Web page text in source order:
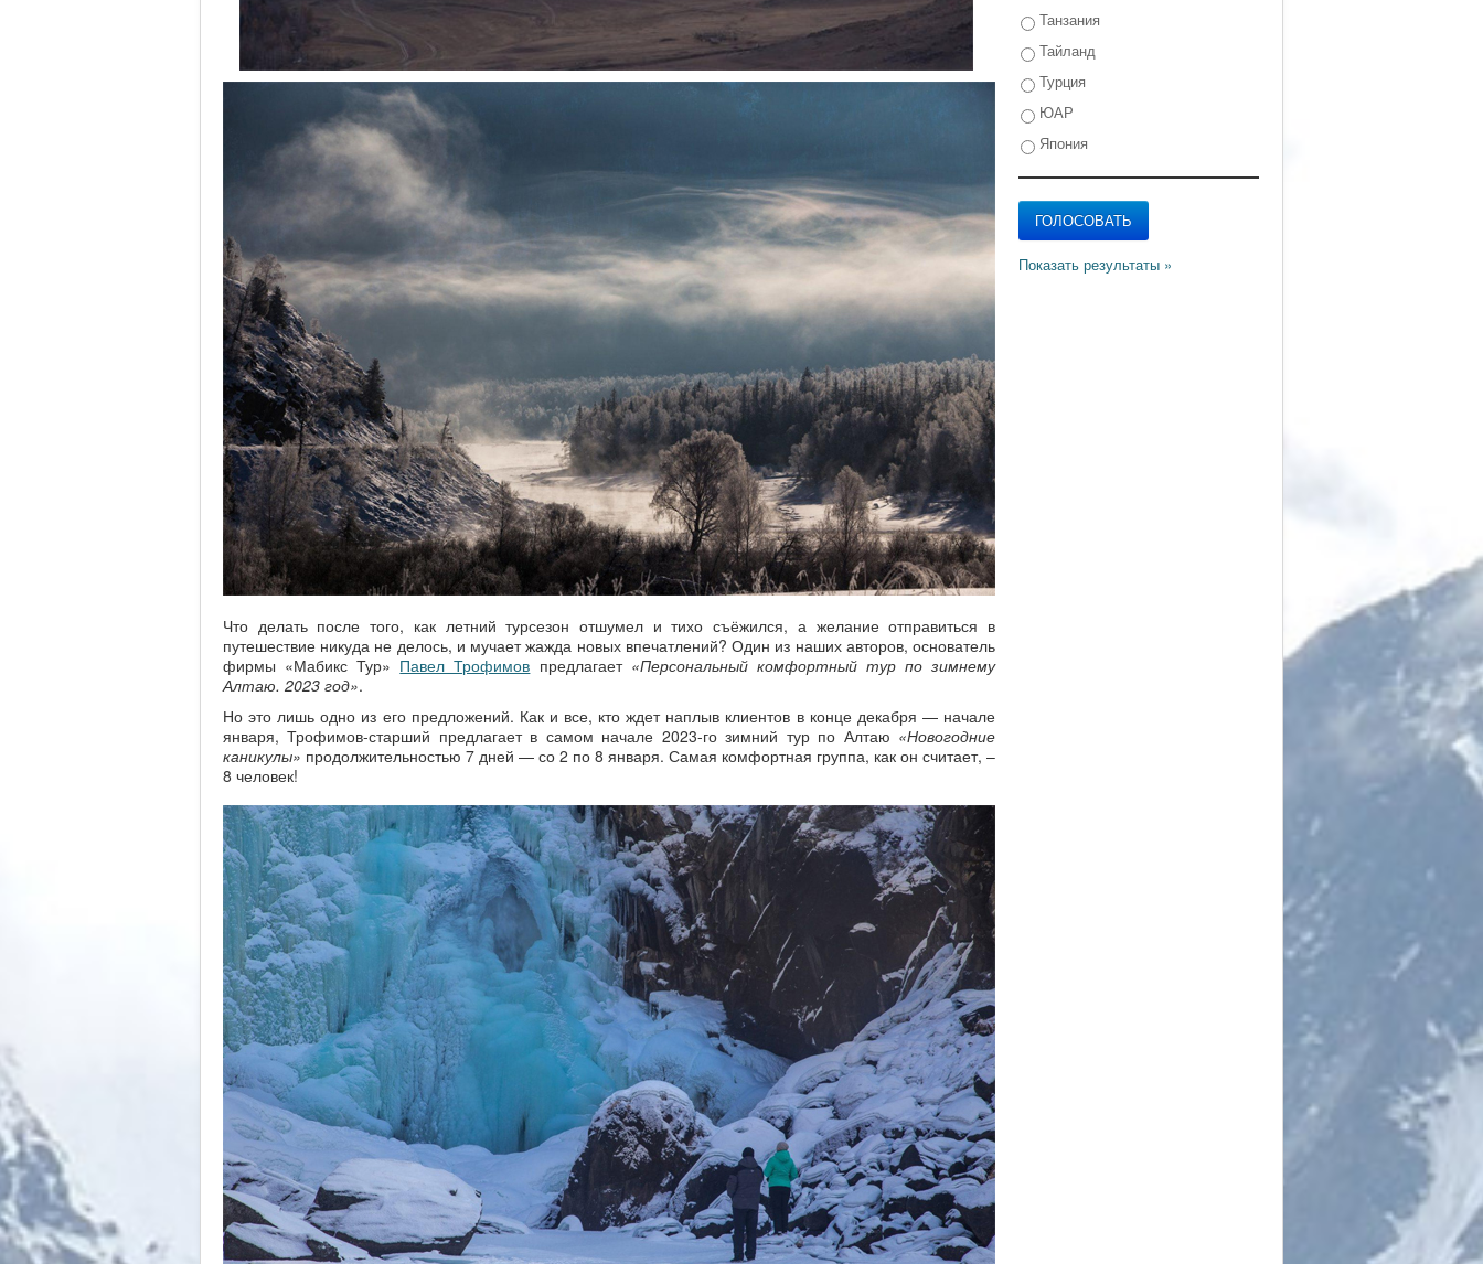
Что делать после того, как летний турсезон отшумел и тихо съёжился, а желание отправиться в
путешествие никуда не делось, и мучает жажда новых впечатлений? Один из наших авторов, основатель
фирмы «Мабикс Тур» Павел Трофимов предлагает «Персональный комфортный тур по зимнему
Алтаю. 2023 год».
Но это лишь одно из его предложений. Как и все, кто ждет наплыв клиентов в конце декабря — начале
января, Трофимов-старший предлагает в самом начале 2023-го зимний тур по Алтаю «Новогодние
каникулы» продолжительностью 7 дней — со 2 по 8 января. Самая комфортная группа, как он считает, –
8 человек!
Танзания
Тайланд
Турция
ЮАР
Япония